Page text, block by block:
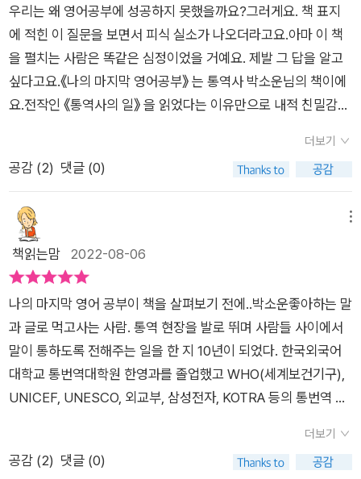
볼 수 있도록 큰 그림을 그리게 해준다. ​어렸을 때 영어를 접한 것
도 아니고, 학교에서 비슷한 교육과정으로 영어를 접했으니, 고민
하는 부분이 비슷할 것이다. 같은 위치에서 영어를 더 열심히 공
부하여 통번역대학원에도 진학하고 통역사도 하면서 영어를 업
으로 삼고 있는 사람이 들려주는 이야기이니 실질적인 도움과 공
감을 불러일으켰다. ​​​지금까지 배운 영어를 부정하지 마세요. 같은
의미에서 저는 '한국식'으로 영문법을 공부하면 소용없다는 말도
는 문장에 뼈대가 생깁니다. 아는 단어를 주섬주섬 이어 붙여도
원어민들은 대략 다 알아듣지만 이게 우리가 원하는 영어 실력자
의 모습은 아니잖아요? (50쪽)​한국 사람이 취약한 부분은 한국
문법책에 잘 나와 있습니다. 과거임을 명시한 'yesterday' 'in th
e past'와 같은 표현이 들어간 문장에서는 현재완료형을 쓰지 않
는다거나, 주어의 단복수를 맞춘다거나 하는 수능에 단골로 출제
되었던 문법 문제를 보면 딱 한국인이 취약한 부분입니다. 나의
부족한 부분을 알아보고 인정하면서도 위축되거나 포기하지 않
고 또 자신감도 가지고 꾸준히 배운다면 분명 영어를 잘하는 때가
은 영어공부의 로드맵을 보여주는 책이다. 특히 통역사로 십수 년
간 활약한 저자는 그 누구의 영어도 '완벽'할 수 없다고 조언하는
게 계속 해보는 것. 먼저 영어를 시작하는 첫걸음이다.​내가 푹 빠
져있는 분야부터 영어로 접근해보자. 좋아하는 것부터 시작한다
면 조금 쉽게 접근할 수 있고 좋아하는 것에 대해 알아갈 수도 있
고 영어도 배워갈 수 있다. 다들 이야기하는 영어로 된 시트콤보
다는 애니메이션을 많이 보는게 발음 공부하는데 있어서도 좋다.
려 알아듣기 어려운 경우가 많다고 한다. 그래서 영어권 애니메이
션을 듣는게 좋다. 미국 교과서도 좋다. 교과서이다보니 알아야할
영어에 대해서는 더욱 잘 나와있고 다양한 지식들도 배워갈 수 있
다. ​<나의 마지막 영어 공부>는 영어 초급자가 읽기에 공부법이
도움이 안 될 수도 있다. 어느정도 영어에 대해 익숙한 사람들에
게 영어를 좀 더 고급스럽게 할 수 있는 스킬을 알려준다. 저자가
하는 말들이 더 많을 것 같다. 따라서 좀 더 고급스러운 영어를 구
사하고 싶거나 어느정도 영어에 정체기가 온 사람들이 읽어보기
에 좋을 것 같다. 물론 초보자들도 이해하는데 있어서 어렵진 않
다. 또한 '나도 저런 영어를 해보고 싶다.' 라는 마음이 들도록 영
어의 매력은 더해졌다. 비록 너무 초보자이지만 앞으로 나도 시간
을 투자하면 조금 더 나은 방향으로 갈 수 있지 않을까 동기부여
를 해본다. ​요즘은 다양한 매체를 통해서 현지 영어를 듣고 공부
으로 볼 수 있다. 저자도 특별한 비법이나 요령 등을 강조하지 않
고 기초와 기본기를 반복적으로 소개하며 영어공부를 하는 목적
성이나 구체적인 계획력, 그리고 자신의 수준을 고려하지만 그렇
다고 해서 너무 쉬운 방법으로만 접근할 경우 오히려 역효과를 볼
수도 있다고 바라보고 있다. ​이는 영어 관련 자격증 공부를 해본
분들의 경우라면 쉽게 공감할 영역이며, 우리의 교육과정에서 배
우는 영어학습과는 조금 다른 느낌으로 다가오는 것도 이 책이 갖
통해 어떤 가치를 배울 것이며 언급되는 조언이나 방식에 대해서
도 개인마다 서로 다른 입장이나 반응의 정도는 존재하나, 가장
중요한 것은 꾸준하게 공부하는 일관성과 자신의 수준을 이해하
면서도 최선을 다해 결과를 만들겠다는 의지일 것이다. 갈수록 세
상은 급변하며 사람들의 능력치나 요구되는 기준 또한 높아지고
있는 요즘이다.​그렇다면 영어공부를 언제까지 미룰 수만 없고 이
왕 시작하는 공부라면 저자의 방식과 조언을 통해 참고하며 영어
공부에 임해 보는 것도 괜찮을 것이다. 자신을 위한 영어공부법,
그리고 독학으로 할 수 있는 공부전략은 무엇인지, 아니면 일상적
하고 싶다면 어떤 패턴과 전략적 마인드가 필요한지도 책을 통해
배우며 스스로를 위해 활용해 보자. <나의 마지막 영어공부> 누
우리는 왜 영어공부에 성공하지 못했을까요?그러게요. 책 표지
에 적힌 이 질문을 보면서 피식 실소가 나오더라고요.아마 이 책
을 펼치는 사람은 똑같은 심정이었을 거예요. 제발 그 답을 알고
싶다고요.《나의 마지막 영어공부》 는 통역사 박소운님의 책이에
요.전작인 《통역사의 일》 을 읽었다는 이유만으로 내적 친밀감을
읽었어요.저자는 우리가 모국어인 한국어에서 나오는 실수는 관
대하면서 유독 영어에 엄격해진 이유가 마음속 깊은 곳에 자리한
어 실력이 향상될 수 있다는 거예요. 올바른 영어 공부로 겉멋 영
어를 극복하는 것이 목표이고, 이 책에는 진짜 영어 실력을 쌓을
수 있는 특급 방법들을 소개하고 있어요. 일명 '통역사에게 배우
올리면 다음 단계는 읽기와 쓰기를 얼마나 잘 하느냐가 관건이라
고 해요. 듣기 역량이란 귀로 들어오는 긴 문장을 읽어내서 해석
하는 과정이고, 세련된 말하기 역량은 마음속으로 작문한 문장을
내 입으로 발화하는 과정에 해당돼요. 즉 읽기, 쓰기와 큰 연관이
있다는 거예요. 어떻게 해야 영어 작문을 잘 할 수 있을까요. 우리
말로 글을 쓰는 일도 쉽지 않은데 영어 작문이라니 너무 막막할
거예요. 이럴 때 작문에 좀 더 공을 들일 시간적 여유와 열정이 있
더보기
공감 (2) 댓글 (0)
책읽는맘 2022-08-06
나의 마지막 영어 공부​​이 책을 살펴보기 전에..​박소운좋아하는 말
과 글로 먹고사는 사람. 통역 현장을 발로 뛰며 사람들 사이에서
말이 통하도록 전해주는 일을 한 지 10년이 되었다. 한국외국어
대학교 통번역대학원 한영과를 졸업했고 WHO(세계보건기구),
UNICEF, UNESCO, 외교부, 삼성전자, KOTRA 등의 통번역 업
사해 사회부 기자로 3년 동안 일한 경력이 있다. 졸업 후 통역사
로 꾸준히 활동하며 2019년에는 경향신문 칼럼 ‘통역으로 통하
더보기
공감 (2) 댓글 (0)